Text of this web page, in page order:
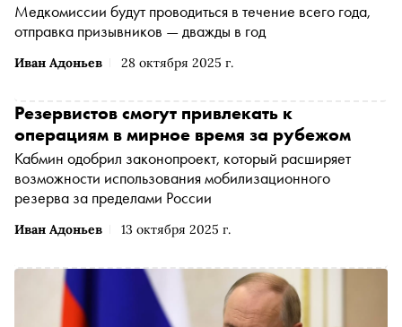
Иван Адоньев 28 октября 2025 г.
Медкомиссии будут проводиться в течение всего года,
отправка призывников — дважды в год
Иван Адоньев 13 октября 2025 г.
Резервистов смогут привлекать к
операциям в мирное время за рубежом
Кабмин одобрил законопроект, который расширяет
возможности использования мобилизационного
резерва за пределами России